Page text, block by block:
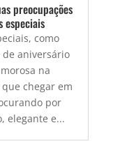
preocupações
especiais
como
aniversário
na
chegar em
por
elegante e...